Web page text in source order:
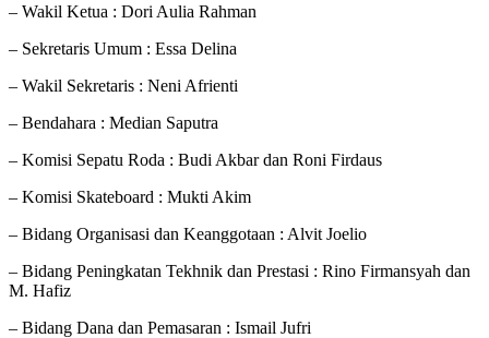
– Wakil Ketua : Dori Aulia Rahman
– Sekretaris Umum : Essa Delina
– Wakil Sekretaris : Neni Afrienti
– Bendahara : Median Saputra
– Komisi Sepatu Roda : Budi Akbar dan Roni Firdaus
– Komisi Skateboard : Mukti Akim
– Bidang Organisasi dan Keanggotaan : Alvit Joelio
– Bidang Peningkatan Tekhnik dan Prestasi : Rino Firmansyah dan
M. Hafiz
– Bidang Dana dan Pemasaran : Ismail Jufri